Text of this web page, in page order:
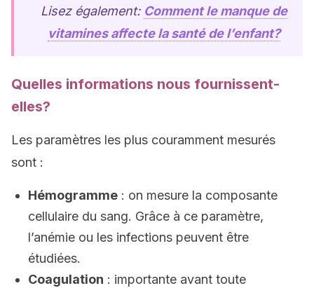
Lisez également: Comment le manque de
vitamines affecte la santé de l’enfant?
Quelles informations nous fournissent-
elles?
Les paramètres les plus couramment mesurés
sont :
Hémogramme : on mesure la composante
cellulaire du sang. Grâce à ce paramètre,
l’anémie ou les infections peuvent être
étudiées.
Coagulation : importante avant toute